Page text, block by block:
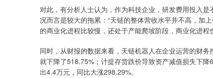
对此，有分析人士认为，作为科技企业，研发费用投入
况而言是较大的拖累：“天链的整体营收水平并不高，加
的商业化进程比较慢，还处于产能爬坡阶段，商业化进
同时，从财报的数据来看，天链机器人在企业运营的财
就下降了518.75%；计提存货跌价导致资产减值损失下
出4.4万元，同比大涨298.29%。